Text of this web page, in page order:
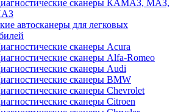
сканеры КАМАЗ, МАЗ,
автосканеры для легковых
сканеры Acura
сканеры Alfa-Romeo
сканеры Audi
сканеры BMW
сканеры Chevrolet
сканеры Citroen